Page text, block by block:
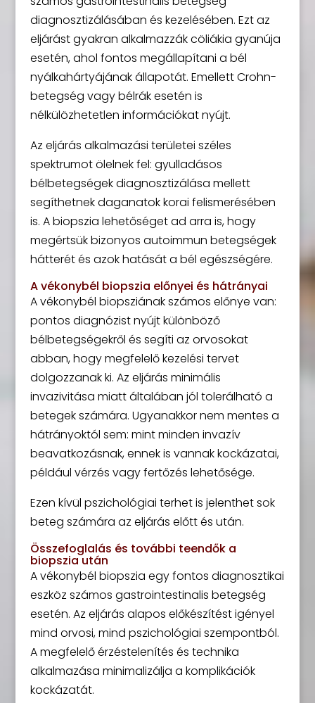
diagnosztizálásában és kezelésében. Ezt az
eljárást gyakran alkalmazzák cöliákia gyanúja
esetén, ahol fontos megállapítani a bél
nyálkahártyájának állapotát. Emellett Crohn-
betegség vagy bélrák esetén is
nélkülözhetetlen információkat nyújt.
Az eljárás alkalmazási területei széles
spektrumot ölelnek fel: gyulladásos
bélbetegségek diagnosztizálása mellett
segíthetnek daganatok korai felismerésében
is. A biopszia lehetőséget ad arra is, hogy
megértsük bizonyos autoimmun betegségek
hátterét és azok hatását a bél egészségére.
A vékonybél biopszia előnyei és hátrányai
A vékonybél biopsziának számos előnye van:
pontos diagnózist nyújt különböző
bélbetegségekről és segíti az orvosokat
abban, hogy megfelelő kezelési tervet
dolgozzanak ki. Az eljárás minimális
invazivitása miatt általában jól tolerálható a
betegek számára. Ugyanakkor nem mentes a
hátrányoktól sem: mint minden invazív
beavatkozásnak, ennek is vannak kockázatai,
például vérzés vagy fertőzés lehetősége.
Ezen kívül pszichológiai terhet is jelenthet sok
beteg számára az eljárás előtt és után.
Összefoglalás és további teendők a
biopszia után
A vékonybél biopszia egy fontos diagnosztikai
eszköz számos gastrointestinalis betegség
esetén. Az eljárás alapos előkészítést igényel
mind orvosi, mind pszichológiai szempontból.
A megfelelő érzéstelenítés és technika
alkalmazása minimalizálja a komplikációk
kockázatát.